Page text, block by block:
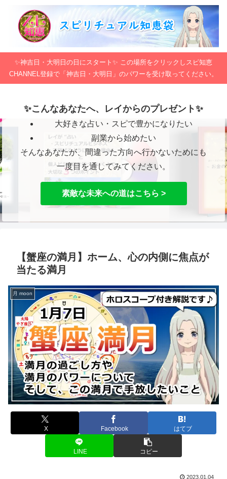
✨神吉日・大明日の日にスタート✨ この場所をクリックしスピ知恵
CHANNEL登録で「神吉日・大明日」のパワーを受け取ってください。
✨こんなあなたへ、レイからのプレゼント✨
大好きな占い・スピで豊かになりたい
副業から始めたい
そんなあなたが、間違った方向へ行かないためにも
一度目を通してみてください。
素敵な未来への道はこちら >
【蟹座の満月】ホーム、心の内側に焦点が
当たる満月
月 moon
X Facebook はてブ
LINE コピー
2023.01.04